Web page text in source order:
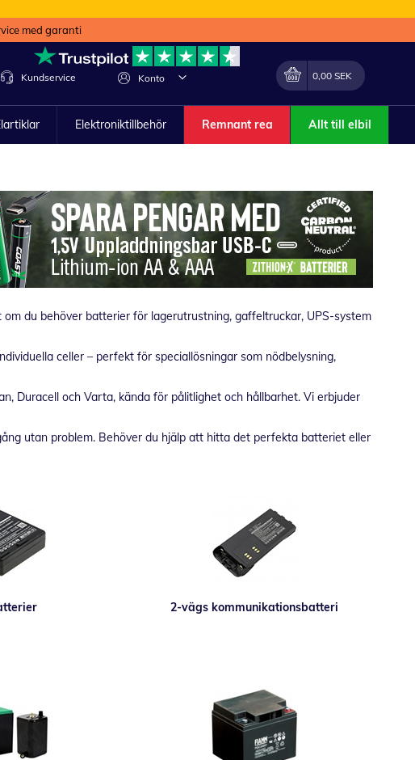
med garanti
Konto Förändra
Min kundvagn
0,00 SEK
Kundservice
Elektroniktillbehör Remnant rea Allt till elbil
du behöver batterier för lagerutrustning, gaffeltruckar, UPS-system
celler – perfekt för speciallösningar som nödbelysning,
Duracell och Varta, kända för pålitlighet och hållbarhet. Vi erbjuder
utan problem. Behöver du hjälp att hitta det perfekta batteriet eller
2-vägs kommunikationsbatteri